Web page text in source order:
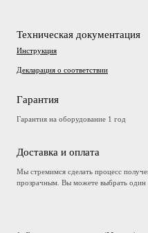
Техническая документация
Инструкция
Декларация о соответствии
Гарантия
Гарантия на оборудование 1 год
Доставка и оплата
Мы стремимся сделать процесс
прозрачным. Вы можете выбрать один